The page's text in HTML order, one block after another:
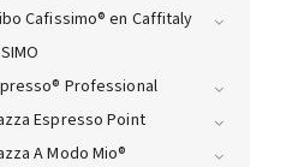
Cafissimo® en Caffitaly
Professional
Espresso Point
A Modo Mio®